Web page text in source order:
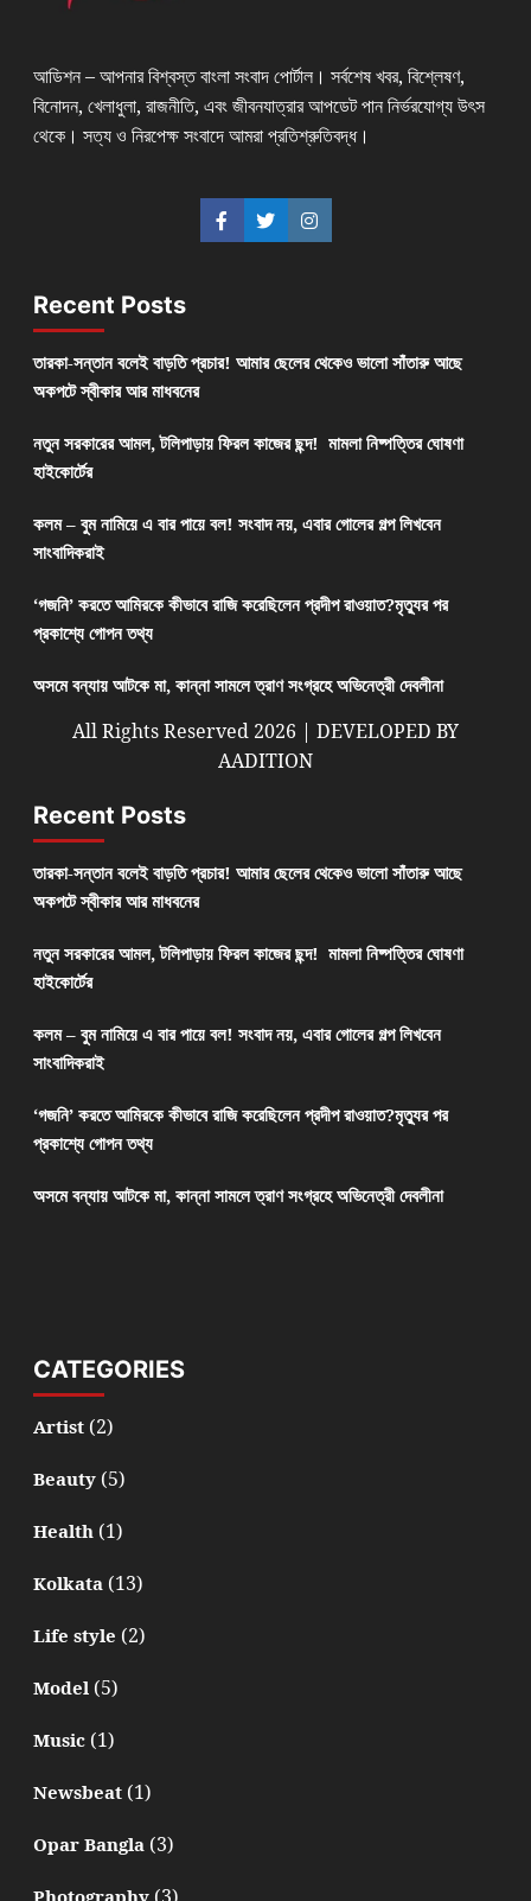
আডিশন – আপনার বিশ্বস্ত বাংলা সংবাদ পোর্টাল। সর্বশেষ খবর, বিশ্লেষণ,
বিনোদন, খেলাধুলা, রাজনীতি, এবং জীবনযাত্রার আপডেট পান নির্ভরযোগ্য উৎস
থেকে। সত্য ও নিরপেক্ষ সংবাদে আমরা প্রতিশ্রুতিবদ্ধ।
Recent Posts
তারকা-সন্তান বলেই বাড়তি প্রচার! আমার ছেলের থেকেও ভালো সাঁতারু আছে
অকপটে স্বীকার আর মাধবনের
নতুন সরকারের আমল, টলিপাড়ায় ফিরল কাজের ছন্দ! মামলা নিষ্পত্তির ঘোষণা
হাইকোর্টের
কলম – বুম নামিয়ে এ বার পায়ে বল! সংবাদ নয়, এবার গোলের গল্প লিখবেন
সাংবাদিকরাই
‘গজনি’ করতে আমিরকে কীভাবে রাজি করেছিলেন প্রদীপ রাওয়াত?মৃত্যুর পর
প্রকাশ্যে গোপন তথ্য
অসমে বন্যায় আটকে মা, কান্না সামলে ত্রাণ সংগ্রহে অভিনেত্রী দেবলীনা
All Rights Reserved 2026 | DEVELOPED BY
AADITION
Recent Posts
তারকা-সন্তান বলেই বাড়তি প্রচার! আমার ছেলের থেকেও ভালো সাঁতারু আছে
অকপটে স্বীকার আর মাধবনের
নতুন সরকারের আমল, টলিপাড়ায় ফিরল কাজের ছন্দ! মামলা নিষ্পত্তির ঘোষণা
হাইকোর্টের
কলম – বুম নামিয়ে এ বার পায়ে বল! সংবাদ নয়, এবার গোলের গল্প লিখবেন
সাংবাদিকরাই
‘গজনি’ করতে আমিরকে কীভাবে রাজি করেছিলেন প্রদীপ রাওয়াত?মৃত্যুর পর
প্রকাশ্যে গোপন তথ্য
অসমে বন্যায় আটকে মা, কান্না সামলে ত্রাণ সংগ্রহে অভিনেত্রী দেবলীনা
CATEGORIES
Artist(2)
Beauty(5)
Health(1)
Kolkata(13)
Life style (2)
Model(5)
Music(1)
Newsbeat(1)
Opar Bangla(3)